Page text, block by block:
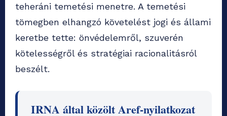
teheráni temetési menetre. A temetési
tömegben elhangzó követelést jogi és állami
keretbe tette: önvédelemről, szuverén
kötelességről és stratégiai racionalitásról
beszélt.
IRNA által közölt Aref-nyilatkozat